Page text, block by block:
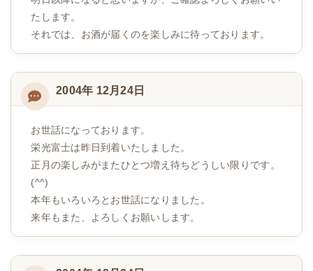
たします。
それでは、お酒が届くのを楽しみに待っております。
2004年 12月24日
お世話になっております。
栄光富士は昨日到着いたしました。
正月の楽しみがまたひとつ増え待ちどうしい限りです。
(^^)
本年もいろいろとお世話になりました。
来年もまた、よろしくお願いします。